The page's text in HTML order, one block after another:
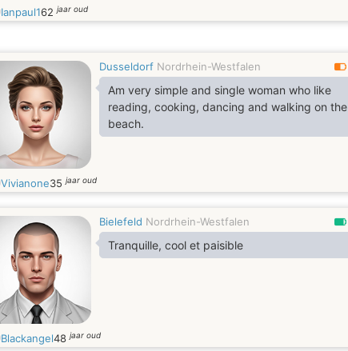
Ianpaul162jaar oud
Dusseldorf Nordrhein-Westfalen
Am very simple and single woman who like
reading, cooking, dancing and walking on the
beach.
Vivianone35jaar oud
Bielefeld Nordrhein-Westfalen
Tranquille, cool et paisible
Blackangel48jaar oud